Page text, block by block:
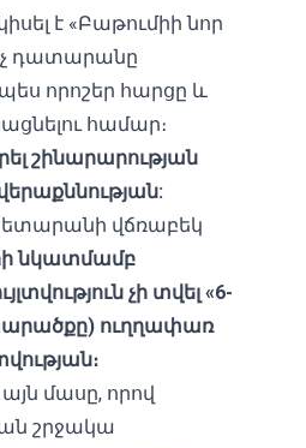
է «Բաթումիի նոր
դատարանը
որոշեր հարցը և
համար։
շինարարության
վճռաբեկ
նկատմամբ
չի տվել «6-
ուղղափառ
մասը, որով
շրջակա